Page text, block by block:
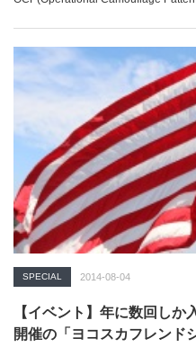
SPECIAL 2014-08-04
【イベント】年に数回し
開催の「ヨコスカフレンド